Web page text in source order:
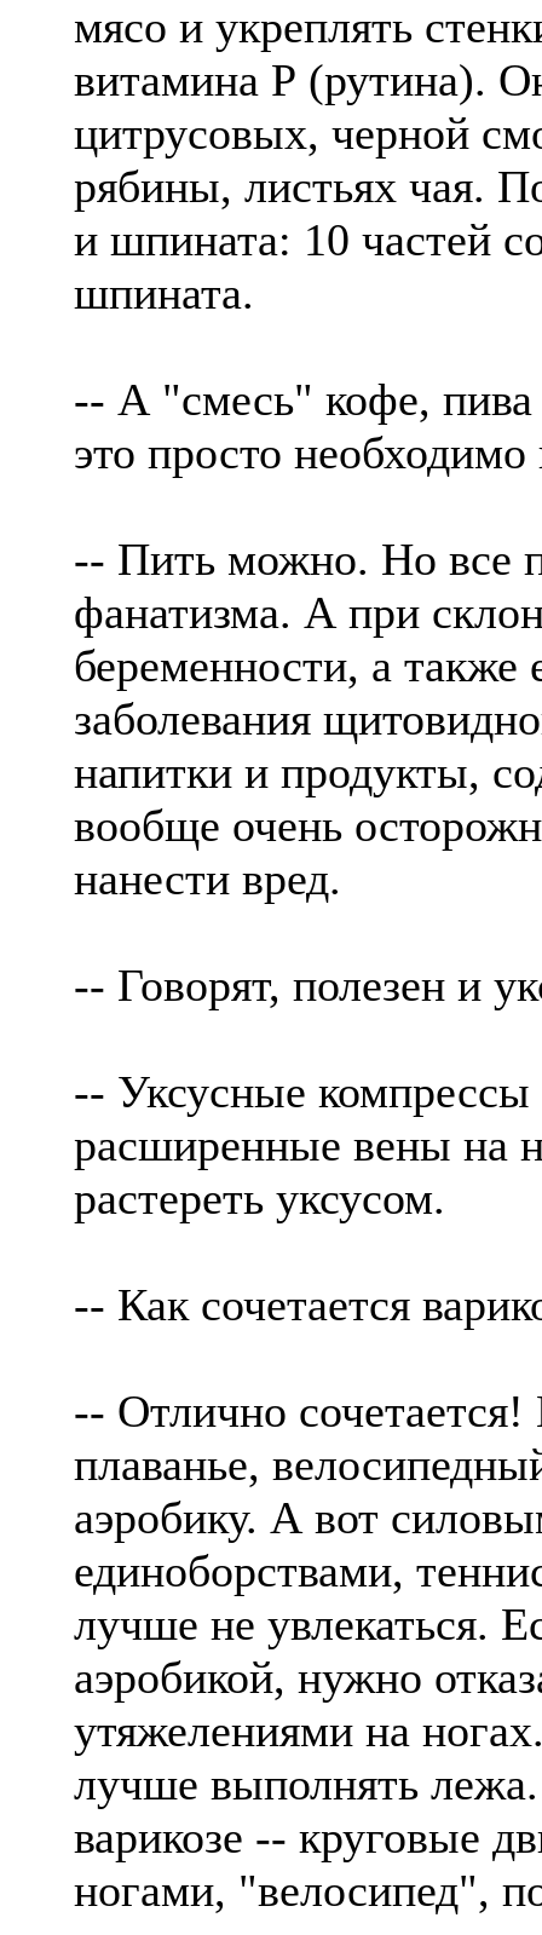
мясо и укреплять
витамина Р (рутина).
цитрусовых, черной
рябины, листьях чая.
и шпината: 10 частей
шпината.
-- А "смесь" кофе,
это просто
-- Пить можно. Но все
фанатизма. А при
беременности, а также
заболевания
напитки и продукты,
вообще очень
нанести вред.
-- Говорят, полезен и
-- Уксусные компрессы
расширенные вены на
растереть уксусом.
-- Как сочетается
-- Отлично
плаванье,
аэробику. А вот
единоборствами,
лучше не увлекаться.
аэробикой, нужно
утяжелениями на
лучше выполнять
варикозе -- круговые
ногами, "велосипед",